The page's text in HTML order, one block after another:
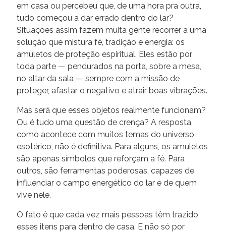
em casa ou percebeu que, de uma hora pra outra,
tudo começou a dar errado dentro do lar?
Situações assim fazem muita gente recorrer a uma
solução que mistura fé, tradição e energia: os
amuletos de proteção espiritual. Eles estão por
toda parte — pendurados na porta, sobre a mesa,
no altar da sala — sempre com a missão de
proteger, afastar o negativo e atrair boas vibrações.
Mas será que esses objetos realmente funcionam?
Ou é tudo uma questão de crença? A resposta,
como acontece com muitos temas do universo
esotérico, não é definitiva. Para alguns, os amuletos
são apenas símbolos que reforçam a fé. Para
outros, são ferramentas poderosas, capazes de
influenciar o campo energético do lar e de quem
vive nele.
O fato é que cada vez mais pessoas têm trazido
esses itens para dentro de casa. E não só por